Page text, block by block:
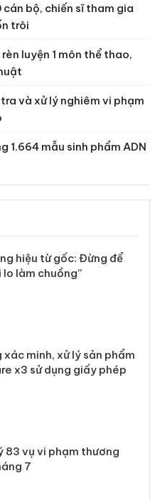
bộ, chiến sĩ tham gia
trôi
luyện 1 môn thể thao,
và xử lý nghiêm vi phạm
1.664 mẫu sinh phẩm ADN
hiệu từ gốc: Đừng để
làm chuồng”
xác minh, xử lý sản phẩm
x3 sử dụng giấy phép
83 vụ vi phạm thương
7